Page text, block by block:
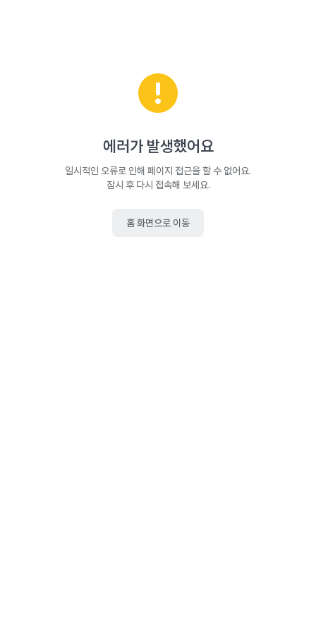
에러가 발생했어요
일시적인 오류로 인해 페이지 접근을 할 수 없어요.
잠시 후 다시 접속해 보세요.
홈 화면으로 이동